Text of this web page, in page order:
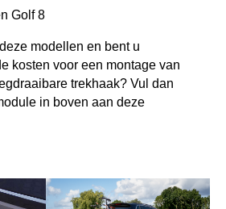
Golf 8
modellen en bent u
kosten voor een montage van
trekhaak? Vul dan
in boven aan deze